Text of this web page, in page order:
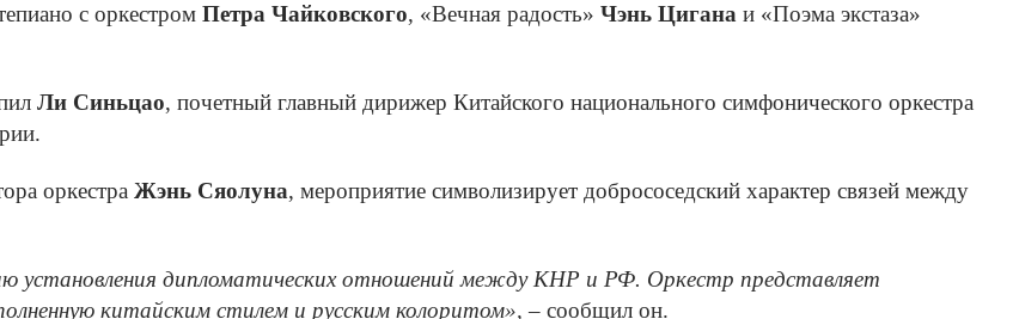
с оркестромПетра Чайковского, «Вечная радость»Чэнь Цигана и «Поэма экстаза»
Ли Синьцао, почетный главный дирижер Китайского национального симфонического оркестра
оркестраЖэнь Сяолуна, мероприятие символизирует добрососедский характер связей между
установления дипломатических отношений между КНР и РФ. Оркестр представляет
китайским стилем и русским колоритом», – сообщил он.